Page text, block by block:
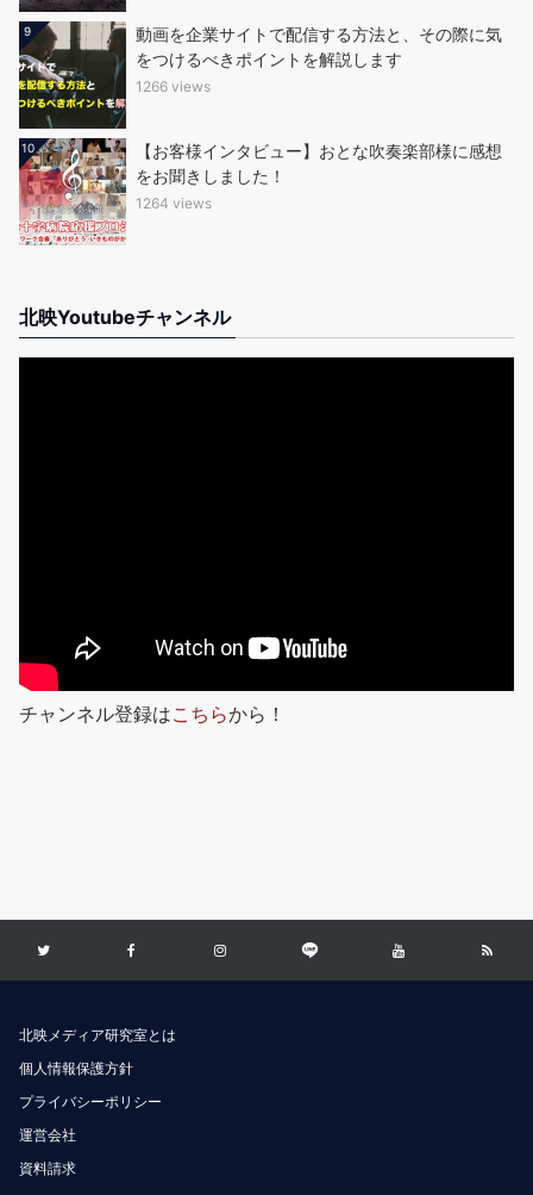
9
動画を企業サイトで配信する方法と、その際に気
をつけるべきポイントを解説します
1266 views
10
【お客様インタビュー】おとな吹奏楽部様に感想
をお聞きしました！
1264 views
北映Youtubeチャンネル
チャンネル登録はこちらから！
北映メディア研究室とは
個人情報保護方針
プライバシーポリシー
運営会社
資料請求